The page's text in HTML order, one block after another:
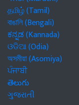
தமிழ் (Tamil)
বাঙালি (Bengali)
ಕನ್ನಡ (Kannada)
ଓଡିଆ (Odia)
অসমীয়া (Asomiya)
ਪੰਜਾਬੀ
తెలుగు
ગુજરાતી